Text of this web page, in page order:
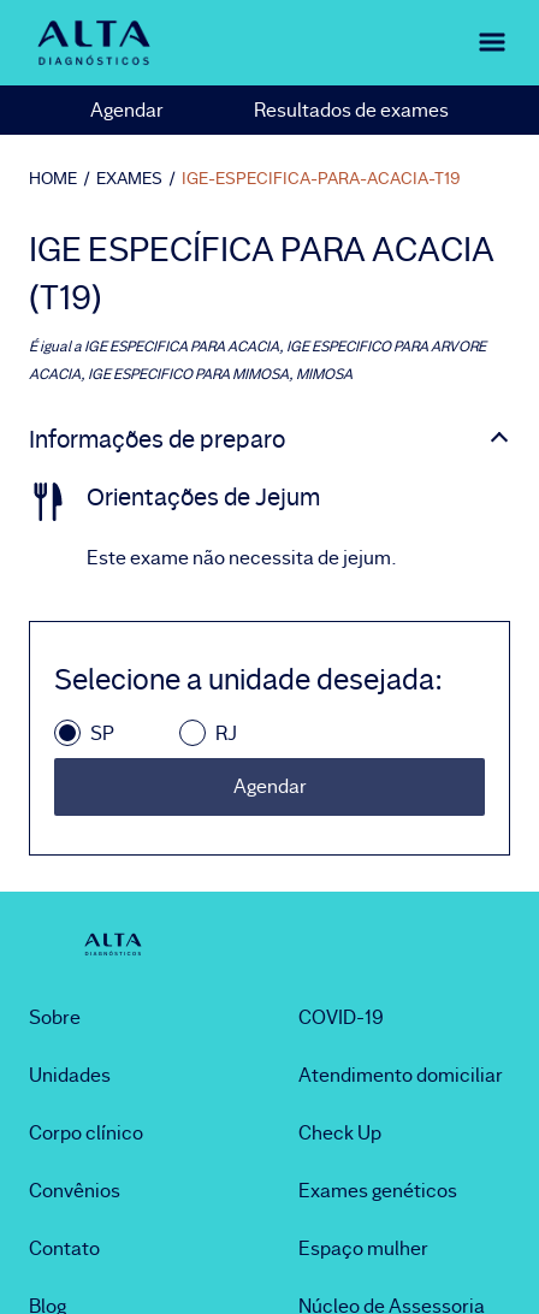
Agendar Resultados de exames
HOME / EXAMES / IGE-ESPECIFICA-PARA-ACACIA-T19
IGE ESPECÍFICA PARA ACACIA
(T19)
É igual aIGE ESPECIFICA PARA ACACIA, IGE ESPECIFICO PARA ARVORE
ACACIA, IGE ESPECIFICO PARA MIMOSA, MIMOSA
Informações de preparo
Orientações de Jejum
Este exame não necessita de jejum.
Selecione a unidade desejada:
SP RJ
Agendar
Sobre
Unidades
Corpo clínico
Convênios
Contato
Blog
COVID-19
Atendimento domiciliar
Check Up
Exames genéticos
Espaço mulher
Núcleo de Assessoria